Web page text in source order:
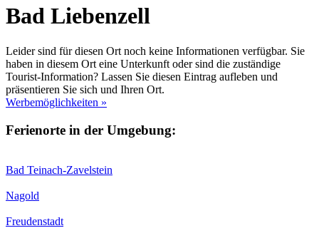
Bad Liebenzell
Leider sind für diesen Ort noch keine Informationen verfügbar. Sie
haben in diesem Ort eine Unterkunft oder sind die zuständige
Tourist-Information? Lassen Sie diesen Eintrag aufleben und
präsentieren Sie sich und Ihren Ort.
Werbemöglichkeiten »
Ferienorte in der Umgebung:
Bad Teinach-Zavelstein
Nagold
Freudenstadt